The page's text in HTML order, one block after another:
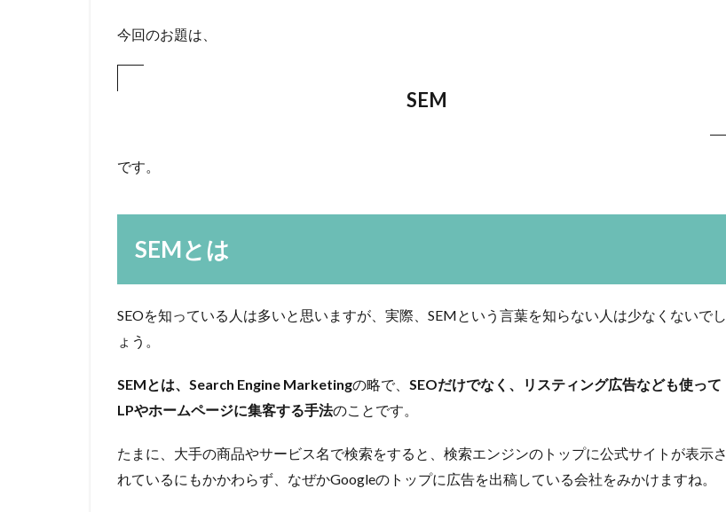
今回のお題は、
SEM
です。
SEMとは
SEOを知っている人は多いと思いますが、実際、SEMという言葉を知らない人は少なくないでし
ょう。
SEMとは、Search Engine Marketingの略で、 SEOだけでなく、リスティング広告なども使って
LPやホームページに集客する手法のことです。
たまに、大手の商品やサービス名で検索をすると、検索エンジンのトップに公式サイトが表示さ
れているにもかかわらず、なぜかGoogleのトップに広告を出稿している会社をみかけますね。